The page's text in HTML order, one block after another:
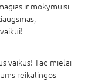
ir mokymuisi
vaikus! Tad mielai
reikalingos